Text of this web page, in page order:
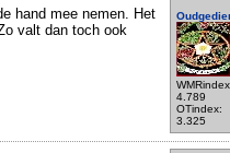
4.789
OTindex:
3.325
hand mee nemen. Het
valt dan toch ook